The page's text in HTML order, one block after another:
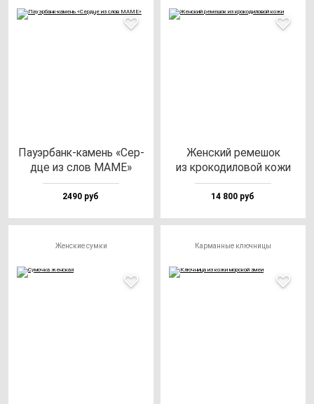
Пауэр­банк-ка­мень «Сер­
дце из слов МАМЕ»
2490 руб
Жен­ский ре­ме­шок
из кро­ко­ди­ло­вой ко­жи
14 800 руб
Женские сумки Карманные ключницы